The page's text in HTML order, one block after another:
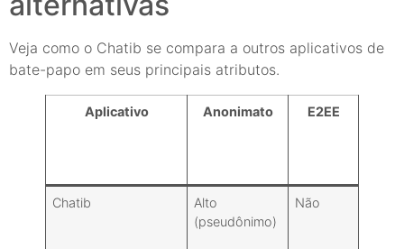
Veja como o Chatib se compara a outros aplicativos de
bate-papo em seus principais atributos.
Aplicativo Anonimato E2EE
Chatib
Alto
(pseudônimo)
Não